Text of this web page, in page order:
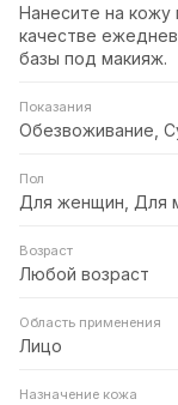
Нанесите на кожу
качестве
базы под макияж.
Показания
Обезвоживание,
Пол
Для женщин, Для
Возраст
Любой возраст
Область применения
Лицо
Назначение кожа